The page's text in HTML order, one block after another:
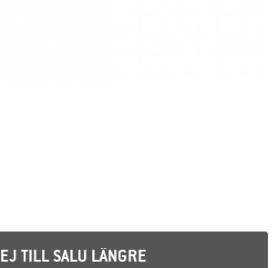
EJ TILL SALU LÄNGRE